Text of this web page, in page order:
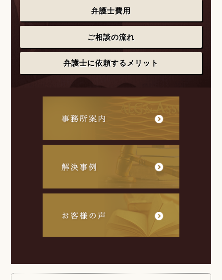
弁護士費用
ご相談の流れ
弁護士に依頼するメリット